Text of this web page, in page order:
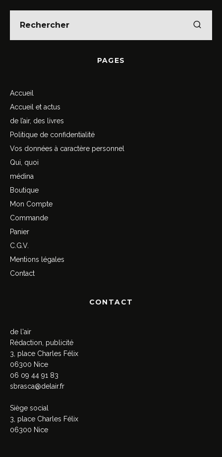
PAGES
Accueil
Accueil et actus
de l’air, des livres
Politique de confidentialité
Vos données à caractère personnel
Qui, quoi
médina
Boutique
Mon Compte
Commande
Panier
C.G.V.
Mentions légales
Contact
CONTACT
de l'air
Rédaction, publicité
3, place Charles Félix
06300 Nice
06 09 44 91 83
sbrasca@delair.fr
Siège social
3, place Charles Félix
06300 Nice